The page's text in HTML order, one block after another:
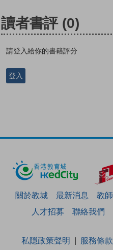
讀者書評 (0)
請登入給你的書籍評分
登入
關於教城 最新消息 教師
人才招募
聯絡我們
私隱政策聲明 服務條款